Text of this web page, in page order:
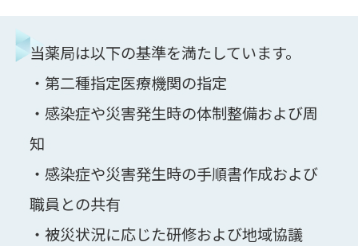
当薬局は以下の基準を満たしています。
・第二種指定医療機関の指定
・感染症や災害発生時の体制整備および周
知
・感染症や災害発生時の手順書作成および
職員との共有
・被災状況に応じた研修および地域協議